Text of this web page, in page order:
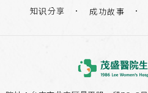
知识分享 成功故事